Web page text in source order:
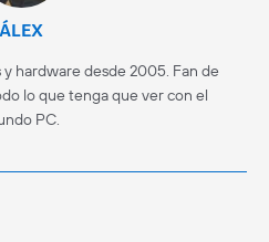
ÁLEX
hardware desde 2005. Fan de
lo que tenga que ver con el
PC.